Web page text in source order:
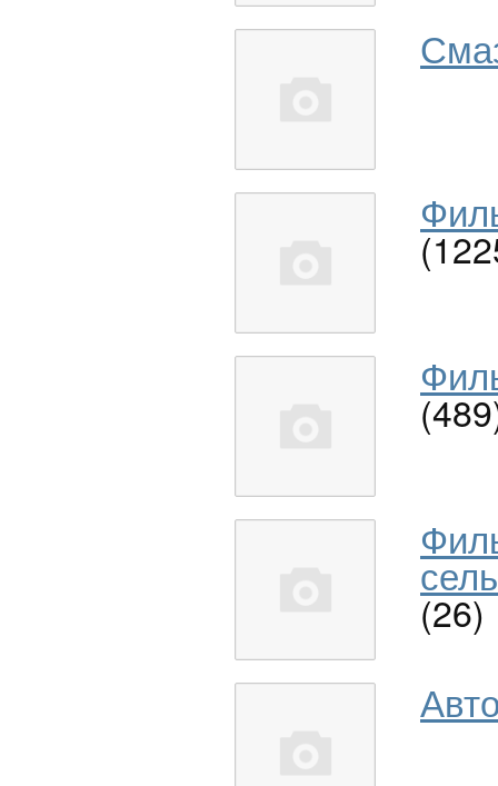
(26)